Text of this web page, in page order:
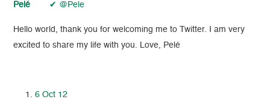
Pelé ✔ @Pele
Hello world, thank you for welcoming me to Twitter. I am very
excited to share my life with you. Love, Pelé
6 Oct 12